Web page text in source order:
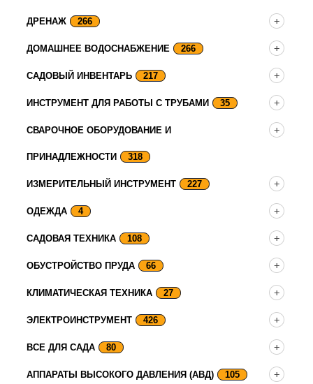
ДРЕНАЖ 266
ДОМАШНЕЕ ВОДОСНАБЖЕНИЕ 266
САДОВЫЙ ИНВЕНТАРЬ 217
ИНСТРУМЕНТ ДЛЯ РАБОТЫ С ТРУБАМИ 35
СВАРОЧНОЕ ОБОРУДОВАНИЕ И
ПРИНАДЛЕЖНОСТИ 318
ИЗМЕРИТЕЛЬНЫЙ ИНСТРУМЕНТ 227
ОДЕЖДА 4
САДОВАЯ ТЕХНИКА 108
ОБУСТРОЙСТВО ПРУДА 66
КЛИМАТИЧЕСКАЯ ТЕХНИКА 27
ЭЛЕКТРОИНСТРУМЕНТ 426
ВСЕ ДЛЯ САДА 80
АППАРАТЫ ВЫСОКОГО ДАВЛЕНИЯ (АВД) 105